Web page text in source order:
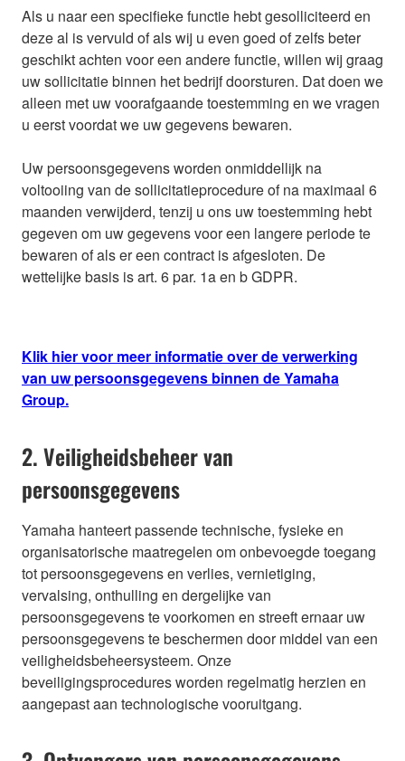
Als u naar een specifieke functie hebt gesolliciteerd en
deze al is vervuld of als wij u even goed of zelfs beter
geschikt achten voor een andere functie, willen wij graag
uw sollicitatie binnen het bedrijf doorsturen. Dat doen we
alleen met uw voorafgaande toestemming en we vragen
u eerst voordat we uw gegevens bewaren.
Uw persoonsgegevens worden onmiddellijk na
voltooiing van de sollicitatieprocedure of na maximaal 6
maanden verwijderd, tenzij u ons uw toestemming hebt
gegeven om uw gegevens voor een langere periode te
bewaren of als er een contract is afgesloten. De
wettelijke basis is art. 6 par. 1a en b GDPR.
Klik hier voor meer informatie over de verwerking
van uw persoonsgegevens binnen de Yamaha
Group.
2. Veiligheidsbeheer van
persoonsgegevens
Yamaha hanteert passende technische, fysieke en
organisatorische maatregelen om onbevoegde toegang
tot persoonsgegevens en verlies, vernietiging,
vervalsing, onthulling en dergelijke van
persoonsgegevens te voorkomen en streeft ernaar uw
persoonsgegevens te beschermen door middel van een
veiligheidsbeheersysteem. Onze
beveiligingsprocedures worden regelmatig herzien en
aangepast aan technologische vooruitgang.